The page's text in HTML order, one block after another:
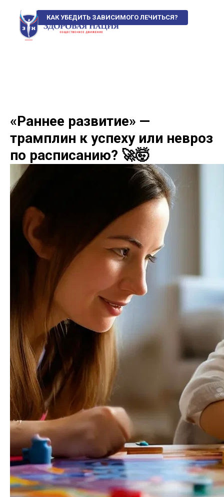
КАК УБЕДИТЬ ЗАВИСИМОГО ЛЕЧИТЬСЯ?
«Раннее развитие» —
трамплин к успеху или невроз
по расписанию? 🚀🤯